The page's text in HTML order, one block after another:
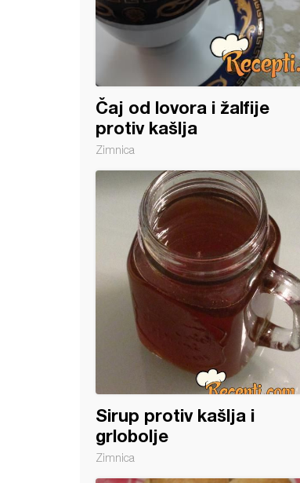
Čaj od lovora i žalfije
protiv kašlja
Zimnica
Sirup protiv kašlja i
grlobolje
Zimnica
sa čeri paradajzom i žalfijom